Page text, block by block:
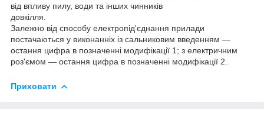
від впливу пилу, води та інших чинників
довкілля.
Залежно від способу електропід'єднання прилади
постачаються у виконанніх із сальниковим введенням —
остання цифра в позначенні модифікації 1; з електричним
роз'ємом — остання цифра в позначенні модифікації 2.
Приховати